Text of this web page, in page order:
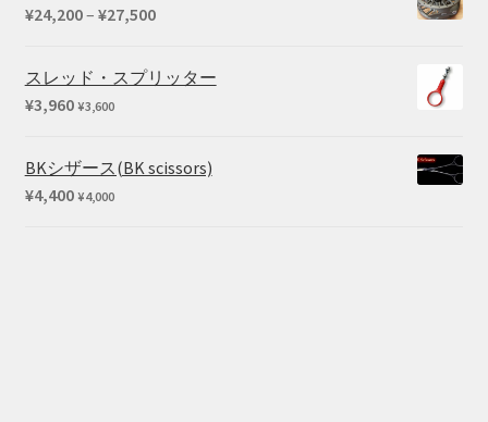
¥24,200– ¥27,500価
帯:
¥24,200
スレッド・スプリッター
¥3,960 ¥3,600
BKシザース(BK scissors)
¥4,400 ¥4,000